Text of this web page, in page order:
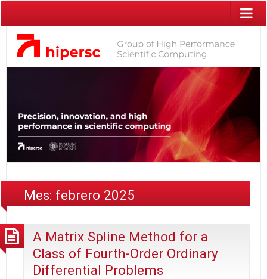
Mes: febrero 2025
A Matrix Spline Method for a
Class of Fourth-Order Ordinary
Differential Problems